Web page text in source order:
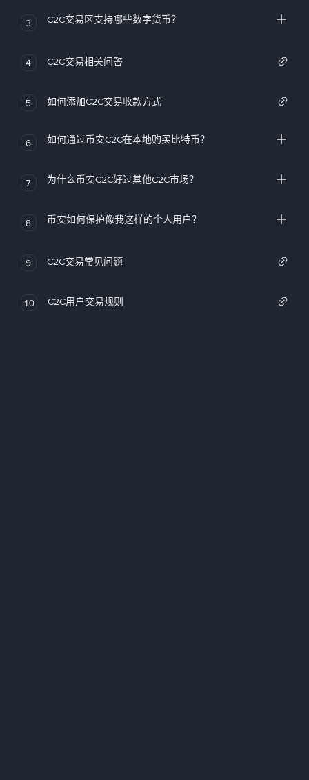
3 C2C交易区支持哪些数字货币？
4 C2C交易相关问答
5 如何添加C2C交易收款方式
6 如何通过币安C2C在本地购买比特币？
7 为什么币安C2C好过其他C2C市场？
8 币安如何保护像我这样的个人用户？
9 C2C交易常见问题
10 C2C用户交易规则